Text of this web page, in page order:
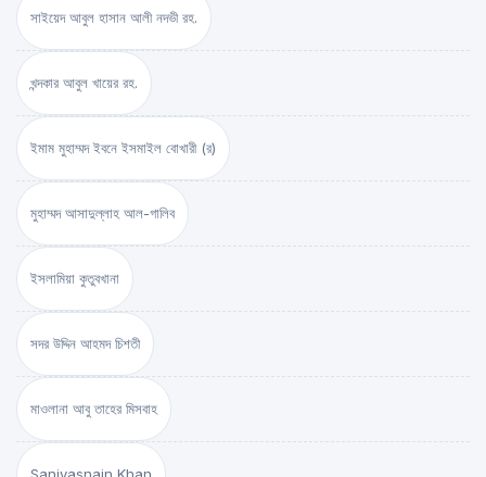
সাইয়েদ আবুল হাসান আলী নদভী রহ.
খন্দকার আবুল খায়ের রহ.
ইমাম মুহাম্মদ ইবনে ইসমাইল বোখারী (র)
মুহাম্মদ আসাদুল্লাহ আল-গালিব
ইসলামিয়া কুতুবখানা
সদর উদ্দিন আহমদ চিশতী
মাওলানা আবু তাহের মিসবাহ